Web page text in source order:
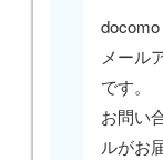
メール
です。
お問い
ルがお